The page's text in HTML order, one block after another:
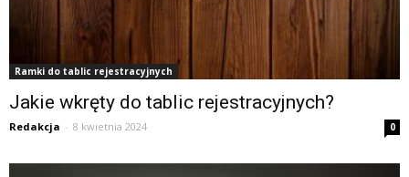
Ramki do tablic rejestracyjnych
Jakie wkręty do tablic rejestracyjnych?
Redakcja - 8 kwietnia 2024 0